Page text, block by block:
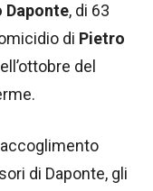
Daponte, di 63
di Pietro
del
di Daponte, gli